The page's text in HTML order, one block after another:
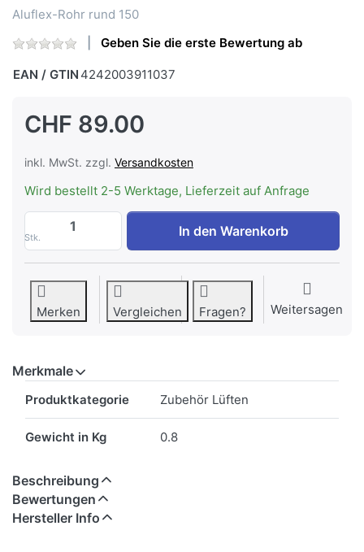
Aluflex-Rohr rund 150
Geben Sie die erste Bewertung ab
EAN / GTIN 4242003911037
CHF 89.00
inkl. MwSt. zzgl. Versandkosten
Wird bestellt 2-5 Werktage, Lieferzeit auf Anfrage
Stk.
Siemens LZ31XXX11 Aluflex-Rohr rund
In den Warenkorb
Merken Vergleichen Fragen? Weitersagen
Merkmale
Produktkategorie Zubehör Lüften
Gewicht in Kg 0.8
Beschreibung
Bewertungen
Hersteller Info